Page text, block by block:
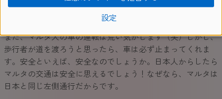
言えなかったり、席を譲らない人もいますよね。マルタ人の
また、マルタ人の車の運転は荒い気がします（笑）しかし、
歩行者が道を渡ろうと思ったら、車は必ず止まってくれま
す。安全といえば、安全なのでしょうか。日本人からしたら
マルタの交通は安全に思えるでしょう！なぜなら、マルタは
日本と同じ左側通行だからです。
設定